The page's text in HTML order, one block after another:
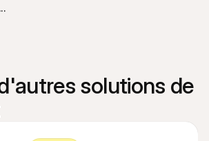
solutions de